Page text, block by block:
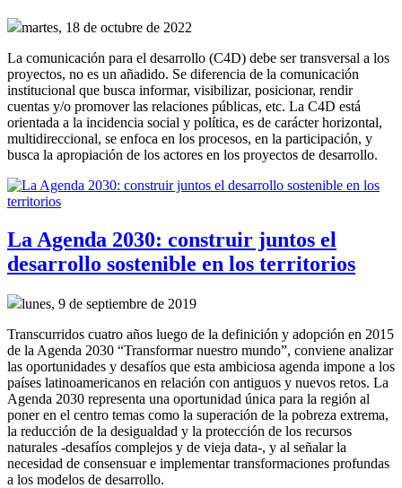
martes, 18 de octubre de 2022
La comunicación para el desarrollo (C4D) debe ser transversal a los
proyectos, no es un añadido. Se diferencia de la comunicación
institucional que busca informar, visibilizar, posicionar, rendir
cuentas y/o promover las relaciones públicas, etc. La C4D está
orientada a la incidencia social y política, es de carácter horizontal,
multidireccional, se enfoca en los procesos, en la participación, y
busca la apropiación de los actores en los proyectos de desarrollo.
La Agenda 2030: construir juntos el
desarrollo sostenible en los territorios
lunes, 9 de septiembre de 2019
Transcurridos cuatro años luego de la definición y adopción en 2015
de la Agenda 2030 “Transformar nuestro mundo”, conviene analizar
las oportunidades y desafíos que esta ambiciosa agenda impone a los
países latinoamericanos en relación con antiguos y nuevos retos. La
Agenda 2030 representa una oportunidad única para la región al
poner en el centro temas como la superación de la pobreza extrema,
la reducción de la desigualdad y la protección de los recursos
naturales -desafíos complejos y de vieja data-, y al señalar la
necesidad de consensuar e implementar transformaciones profundas
a los modelos de desarrollo.